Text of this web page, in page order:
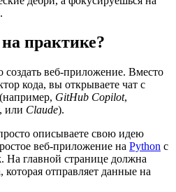
практике?
создать веб-приложение. Вместо
кода, вы открываете чат с
GitHub Copilot,
, или Claude).
описываете свою идею
веб-приложение на Python с
На главной странице должна
отправляет данные на